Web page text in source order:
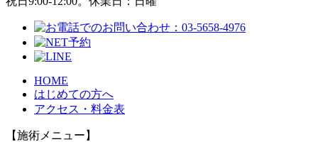
HOME
はじめての方へ
アクセス・料金表
【施術メニュー】